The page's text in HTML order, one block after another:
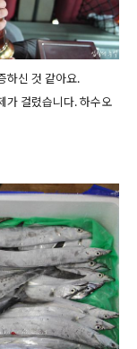
하신 것 같아요.
가 걸렸습니다. 하수오